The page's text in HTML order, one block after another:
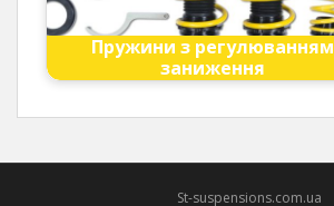
Пружини з регулюванням
заниження
St-suspensions.com.ua